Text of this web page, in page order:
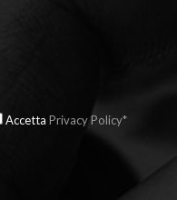
Accetta Privacy Policy*